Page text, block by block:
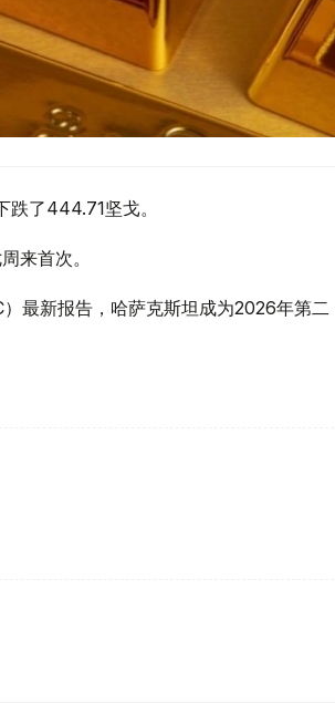
跌了444.71坚戈。
来首次。
最新报告，哈萨克斯坦成为2026年第二